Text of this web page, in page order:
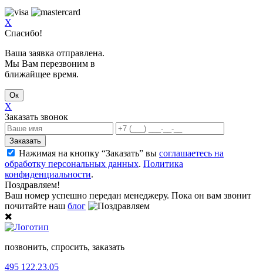
X
Спасибо!
Ваша заявка отправлена.
Мы Вам перезвоним в
ближайщее время.
Ок
X
Заказать звонок
Заказать
Нажимая на кнопку “Заказать” вы соглашаетесь на
обработку персональных данных. Политика
конфиденциальности.
Поздравляем!
Ваш номер успешно передан менеджеру. Пока он вам звонит
почитайте наш блог
позвонить, спросить, заказать
495 122.23.05